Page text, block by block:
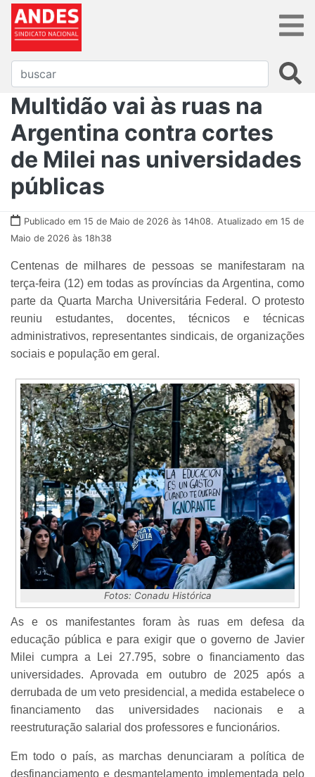
Multidão vai às ruas na
Argentina contra cortes
de Milei nas universidades
públicas
Publicado em 15 de Maio de 2026 às 14h08. Atualizado em 15 de
Maio de 2026 às 18h38
Centenas de milhares de pessoas se manifestaram na
terça-feira (12) em todas as províncias da Argentina, como
parte da Quarta Marcha Universitária Federal. O protesto
reuniu estudantes, docentes, técnicos e técnicas
administrativos, representantes sindicais, de organizações
sociais e população em geral.
Fotos: Conadu Histórica
As e os manifestantes foram às ruas em defesa da
educação pública e para exigir que o governo de Javier
Milei cumpra a Lei 27.795, sobre o financiamento das
universidades. Aprovada em outubro de 2025 após a
derrubada de um veto presidencial, a medida estabelece o
financiamento das universidades nacionais e a
reestruturação salarial dos professores e funcionários.
Em todo o país, as marchas denunciaram a política de
desfinanciamento e desmantelamento implementada pelo